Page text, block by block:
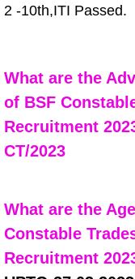
2 -10th,ITI Passed.
What are the
of BSF
Recruitment
CT/2023
What are the
Constable
Recruitment